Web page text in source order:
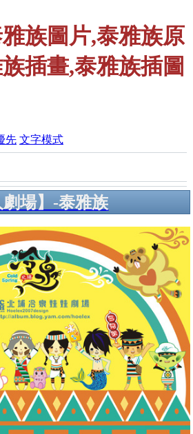
族圖片,泰雅族原
插畫,泰雅族插圖
先 文字模式
劇場】-泰雅族